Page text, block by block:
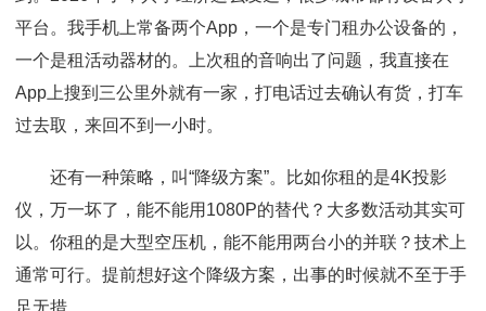
平台。我手机上常备两个App，一个是专门租办公设备的，
一个是租活动器材的。上次租的音响出了问题，我直接在
App上搜到三公里外就有一家，打电话过去确认有货，打车
过去取，来回不到一小时。
还有一种策略，叫“降级方案”。比如你租的是4K投影
仪，万一坏了，能不能用1080P的替代？大多数活动其实可
以。你租的是大型空压机，能不能用两台小的并联？技术上
通常可行。提前想好这个降级方案，出事的时候就不至于手
足无措。